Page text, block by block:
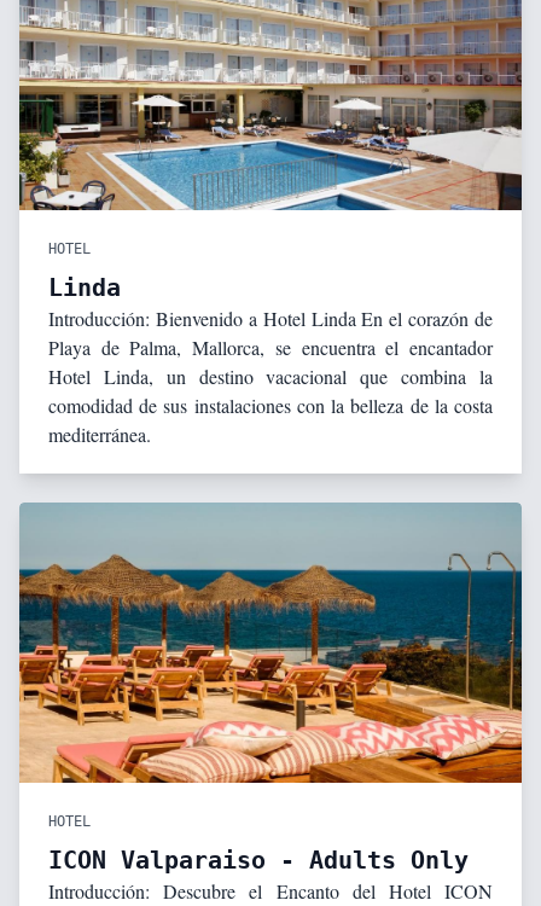
HOTEL
Linda
Introducción: Bienvenido a Hotel Linda En el corazón de
Playa de Palma, Mallorca, se encuentra el encantador
Hotel Linda, un destino vacacional que combina la
comodidad de sus instalaciones con la belleza de la costa
mediterránea.
HOTEL
ICON Valparaiso - Adults Only
Introducción: Descubre el Encanto del Hotel ICON